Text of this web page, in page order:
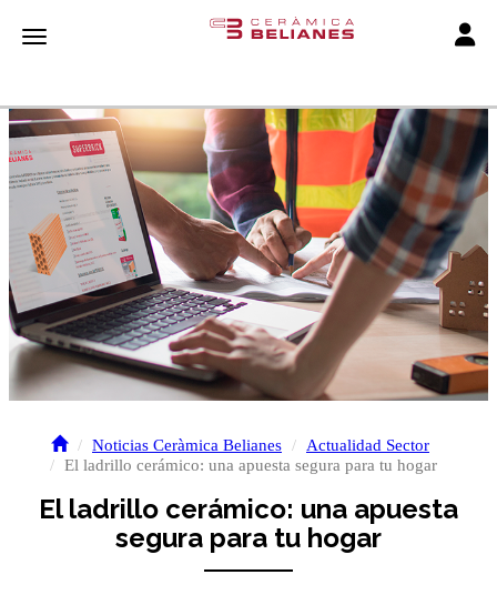
Toggle navigation
Noticias Ceràmica Belianes
Actualidad Sector
El ladrillo cerámico: una apuesta segura para tu hogar
El ladrillo cerámico: una apuesta
segura para tu hogar